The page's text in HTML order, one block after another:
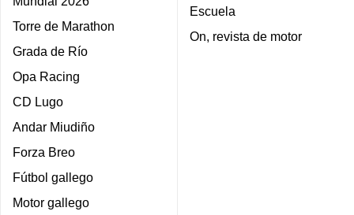
Torre de Marathon
Grada de Río
Opa Racing
CD Lugo
Andar Miudiño
Forza Breo
Fútbol gallego
Motor gallego
Escuela
On, revista de motor